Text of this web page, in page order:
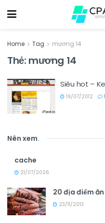
Home Tag mương 14
Thẻ: mương 14
Siêu hot –
19/07/2012 1
Nên xem.
cache
21/07/2026
20 địa điểm
23/11/2013